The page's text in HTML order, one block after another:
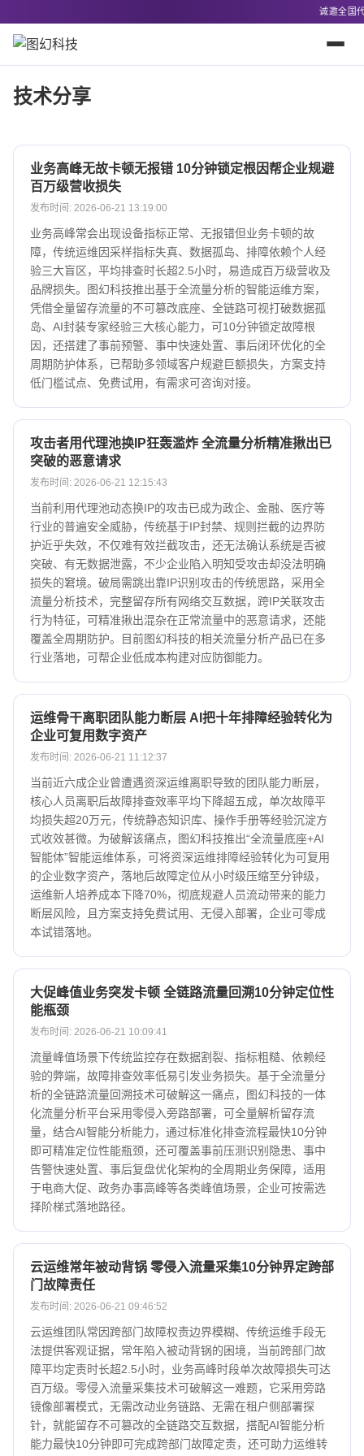
诚邀全国代
技术分享
业务高峰无故卡顿无报错 10分钟锁定根因帮企业规避
百万级营收损失
发布时间: 2026-06-21 13:19:00
业务高峰常会出现设备指标正常、无报错但业务卡顿的故
障，传统运维因采样指标失真、数据孤岛、排障依赖个人经
验三大盲区，平均排查时长超2.5小时，易造成百万级营收及
品牌损失。图幻科技推出基于全流量分析的智能运维方案，
凭借全量留存流量的不可篡改底座、全链路可视打破数据孤
岛、AI封装专家经验三大核心能力，可10分钟锁定故障根
因，还搭建了事前预警、事中快速处置、事后闭环优化的全
周期防护体系，已帮助多领域客户规避巨额损失，方案支持
低门槛试点、免费试用，有需求可咨询对接。
攻击者用代理池换IP狂轰滥炸 全流量分析精准揪出已
突破的恶意请求
发布时间: 2026-06-21 12:15:43
当前利用代理池动态换IP的攻击已成为政企、金融、医疗等
行业的普遍安全威胁，传统基于IP封禁、规则拦截的边界防
护近乎失效，不仅难有效拦截攻击，还无法确认系统是否被
突破、有无数据泄露，不少企业陷入明知受攻击却没法明确
损失的窘境。破局需跳出靠IP识别攻击的传统思路，采用全
流量分析技术，完整留存所有网络交互数据，跨IP关联攻击
行为特征，可精准揪出混杂在正常流量中的恶意请求，还能
覆盖全周期防护。目前图幻科技的相关流量分析产品已在多
行业落地，可帮企业低成本构建对应防御能力。
运维骨干离职团队能力断层 AI把十年排障经验转化为
企业可复用数字资产
发布时间: 2026-06-21 11:12:37
当前近六成企业曾遭遇资深运维离职导致的团队能力断层，
核心人员离职后故障排查效率平均下降超五成，单次故障平
均损失超20万元，传统静态知识库、操作手册等经验沉淀方
式收效甚微。为破解该痛点，图幻科技推出“全流量底座+AI
智能体”智能运维体系，可将资深运维排障经验转化为可复用
的企业数字资产，落地后故障定位从小时级压缩至分钟级，
运维新人培养成本下降70%，彻底规避人员流动带来的能力
断层风险，且方案支持免费试用、无侵入部署，企业可零成
本试错落地。
大促峰值业务突发卡顿 全链路流量回溯10分钟定位性
能瓶颈
发布时间: 2026-06-21 10:09:41
流量峰值场景下传统监控存在数据割裂、指标粗糙、依赖经
验的弊端，故障排查效率低易引发业务损失。基于全流量分
析的全链路流量回溯技术可破解这一痛点，图幻科技的一体
化流量分析平台采用零侵入旁路部署，可全量解析留存流
量，结合AI智能分析能力，通过标准化排查流程最快10分钟
即可精准定位性能瓶颈，还可覆盖事前压测识别隐患、事中
告警快速处置、事后复盘优化架构的全周期业务保障，适用
于电商大促、政务办事高峰等各类峰值场景，企业可按需选
择阶梯式落地路径。
云运维常年被动背锅 零侵入流量采集10分钟界定跨部
门故障责任
发布时间: 2026-06-21 09:46:52
云运维团队常因跨部门故障权责边界模糊、传统运维手段无
法提供客观证据，常年陷入被动背锅的困境，当前跨部门故
障平均定责时长超2.5小时，业务高峰时段单次故障损失可达
百万级。零侵入流量采集技术可破解这一难题，它采用旁路
镜像部署模式，无需改动业务链路、无需在租户侧部署探
针，就能留存不可篡改的全链路交互数据，搭配AI智能分析
能力最快10分钟即可完成跨部门故障定责，还可助力运维转